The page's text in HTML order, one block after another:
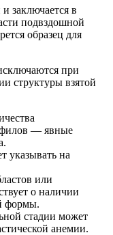
заключается в
подвздошной
образец для
при
структуры взятой
— явные
указывать на
или
о наличии
формы.
стадии может
анемии.